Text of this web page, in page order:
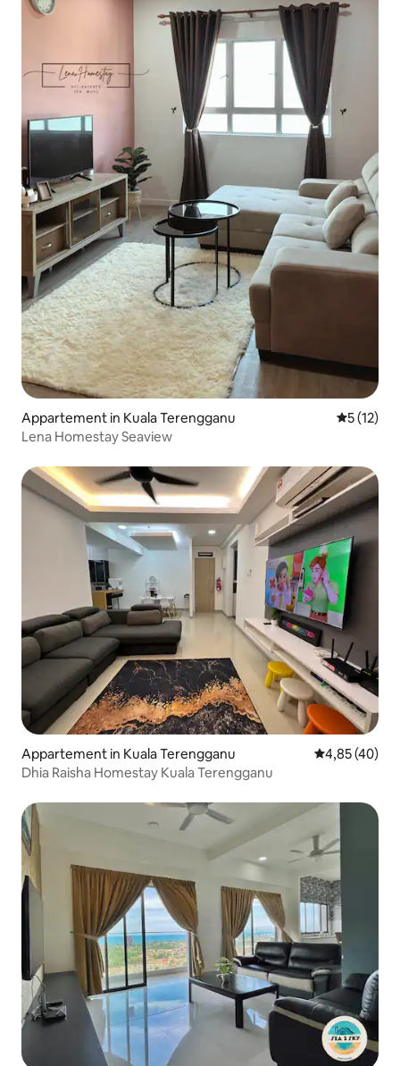
Appartement in Kuala Terengganu
5 (12)
Lena Homestay Seaview
Appartement in Kuala Terengganu Gemiddelde
4,85 (40)
Dhia Raisha Homestay Kuala Terengganu